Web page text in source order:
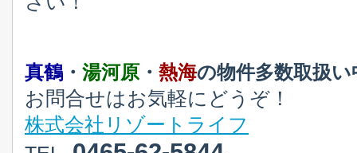
真鶴 ・ 湯河原 ・ 熱海の物件多数取扱い
お問合せはお気軽にどうぞ！
株式会社リゾートライフ